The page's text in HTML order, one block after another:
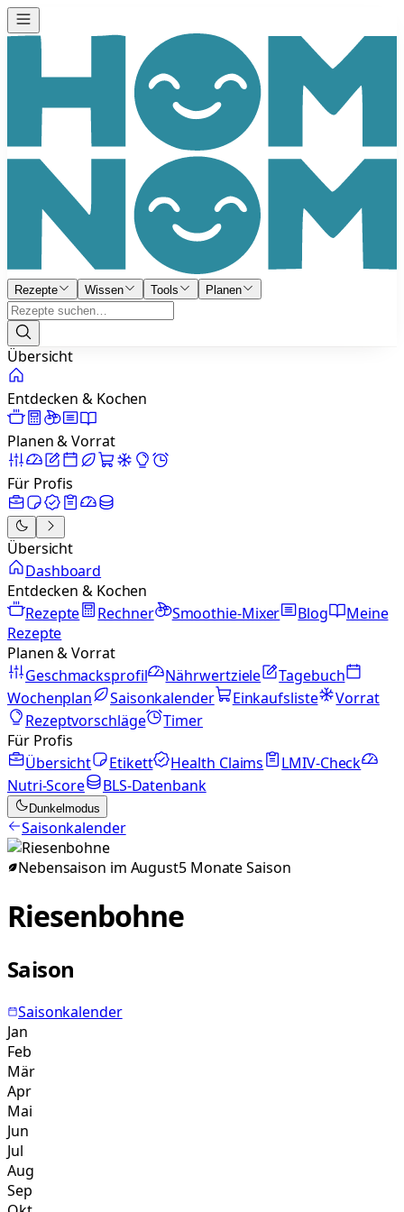
Rezepte Wissen Tools Planen
Übersicht
Entdecken & Kochen
Planen & Vorrat
Für Profis
Übersicht
Dashboard
Entdecken & Kochen
Rezepte
Rechner Smoothie-Mixer Blog
Meine
Rezepte
Planen & Vorrat
Geschmacksprofil
Nährwertziele
Tagebuch
Wochenplan
Saisonkalender Einkaufsliste
Vorrat
Rezeptvorschläge
Timer
Für Profis
Übersicht
Etikett Health Claims
LMIV-Check
Nutri-Score
BLS-Datenbank
Dunkelmodus
Saisonkalender
Nebensaison im August5 MonateSaison
Riesenbohne
Saison
Saisonkalender
Jan
Feb
Mär
Apr
Mai
Jun
Jul
Aug
Sep